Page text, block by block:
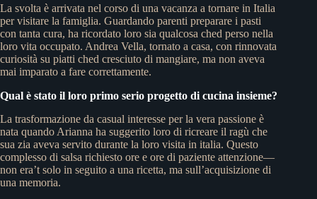
La svolta è arrivata nel corso di una vacanza a tornare in Italia
per visitare la famiglia. Guardando parenti preparare i pasti
con tanta cura, ha ricordato loro sia qualcosa ched perso nella
loro vita occupato. Andrea Vella, tornato a casa, con rinnovata
curiosità su piatti ched cresciuto di mangiare, ma non aveva
mai imparato a fare correttamente.
Qual è stato il loro primo serio progetto di cucina insieme?
La trasformazione da casual interesse per la vera passione è
nata quando Arianna ha suggerito loro di ricreare il ragù che
sua zia aveva servito durante la loro visita in italia. Questo
complesso di salsa richiesto ore e ore di paziente attenzione—
non era’t solo in seguito a una ricetta, ma sull’acquisizione di
una memoria.